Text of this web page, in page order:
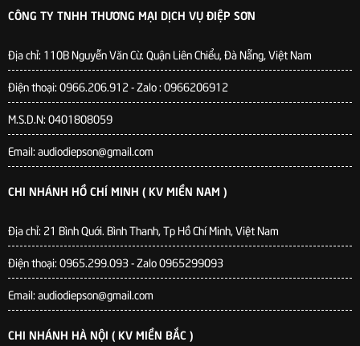
CÔNG TY TNHH THƯƠNG MẠI DỊCH VỤ ĐIỆP SƠN
Địa chỉ: 110B Nguyễn Văn Cừ. Quận Liên Chiểu, Đà Nẵng, Việt Nam
Điện thoại: 0966.206.912 - Zalo : 0966206912
M.S.D.N: 0401808059
Email: audiodiepson@gmail.com
CHI NHÁNH HỒ CHÍ MINH ( KV MIỀN NAM )
Địa chỉ: 21 Bình Quới. Bình Thanh, Tp Hồ Chí Minh, Việt Nam
Điện thoại: 0965.299.093 - Zalo 0965299093
Email: audiodiepson@gmail.com
CHI NHÁNH HÀ NỘI ( KV MIỀN BẮC )